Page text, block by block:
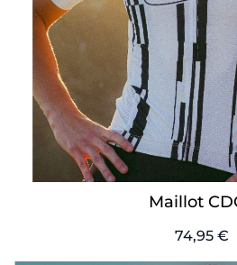
Maillot
74,95 €